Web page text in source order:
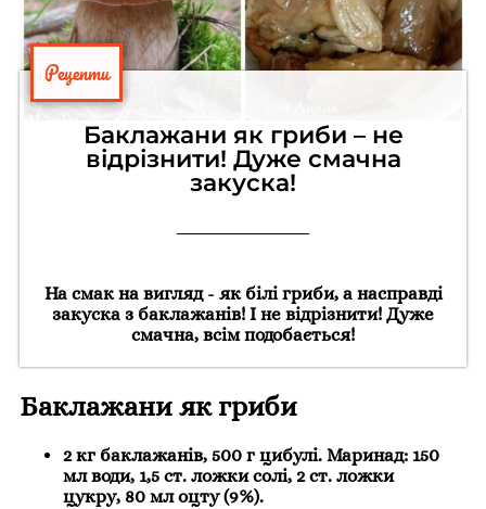
Рецепти
Баклажани як гриби – не
відрізнити! Дуже смачна
закуска!
На смак на вигляд - як білі гриби, а насправді
закуска з баклажанів! І не відрізнити! Дуже
смачна, всім подобається!
Баклажани як гриби
2 кг баклажанів, 500 г цибулі. Маринад: 150
мл води, 1,5 ст. ложки солі, 2 ст. ложки
цукру, 80 мл оцту (9%).